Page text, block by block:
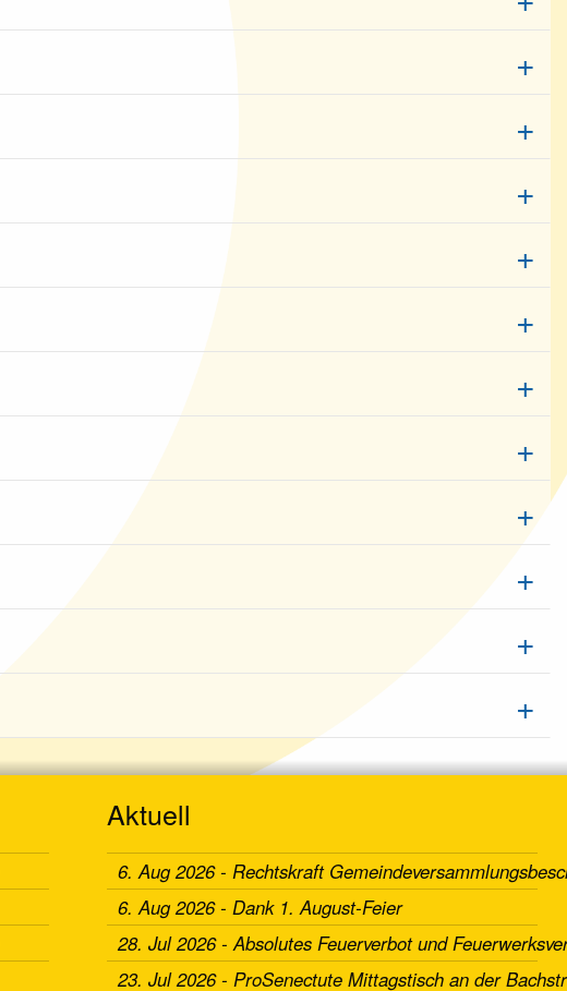
Aktuell
6. Aug 2026 - Rechtskraft
6. Aug 2026 - Dank 1. August-Feier
28. Jul 2026 - Absolutes Feuerverbot und
23. Jul 2026 - ProSenectute Mittagstisch an der